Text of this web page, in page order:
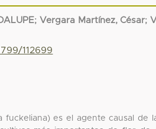
; Vergara Martínez, César;
112699
es el agente causal de